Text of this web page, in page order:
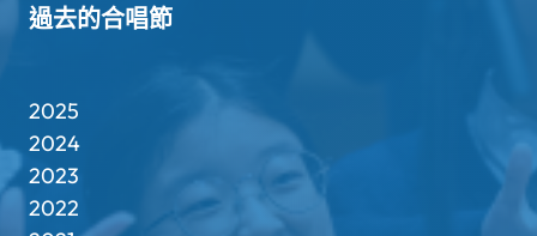
過去的合唱節
2025
2024
2023
2022